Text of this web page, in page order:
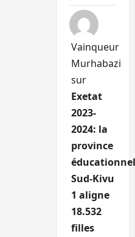
Vainqueur
Murhabazi
sur
Exetat
2023-
2024: la
province
Sud-Kivu
1 aligne
18.532
filles